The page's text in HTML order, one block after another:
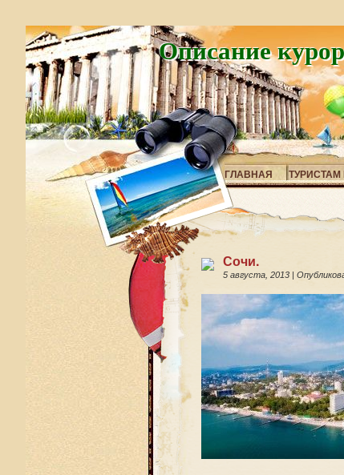
Описание
ГЛАВНАЯ
Сочи.
5 августа, 2013 |